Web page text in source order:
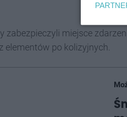
zabezpieczyli miejsce
elementów po kolizyjnych.